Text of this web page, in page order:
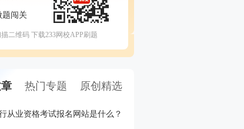
题闯关
二维码 下载233网校APP刷题
热门专题 原创精选
从业资格考试报名网站是什么？